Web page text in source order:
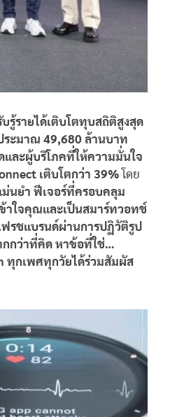
รู้รายได้เติบโตทุบสถิติสูงสุด
ระมาณ 49,680 ล้านบาท
และผู้บริโภคที่ให้ความมั่นใจ
เติบโตกว่า 39% โดย
นยำ ฟีเจอร์ที่ครอบคลุม
าใจคุณและเป็นสมาร์ทวอทช์
ฟรชแบรนด์ผ่านการปฏิวัติรูป
กกว่าที่คิด หาข้อที่ใช่…
ทุกเพศทุกวัยได้ร่วมสัมผัส